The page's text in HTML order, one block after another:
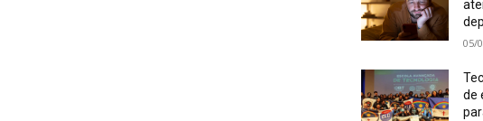
05/
de